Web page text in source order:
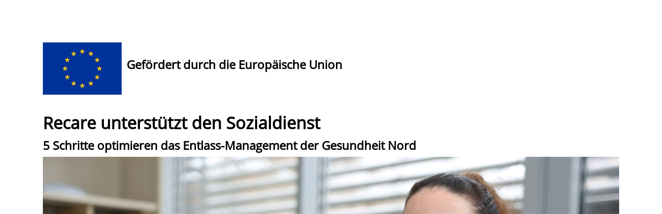
Gefördert durch die Europäische Union
Recare unterstützt den Sozialdienst
5 Schritte optimieren das Entlass-Management der Gesundheit Nord